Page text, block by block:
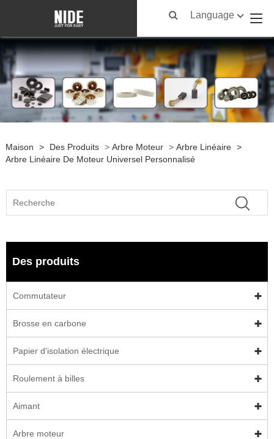
Language
Maison > Des Produits > Arbre Moteur > Arbre Linéaire >
Arbre Linéaire De Moteur Universel Personnalisé
Des produits
Commutateur
Brosse en carbone
Papier d'isolation électrique
Roulement à billes
Aimant
Arbre moteur